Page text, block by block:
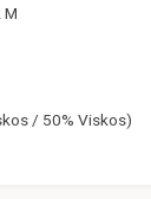
M
/ 50% Viskos)